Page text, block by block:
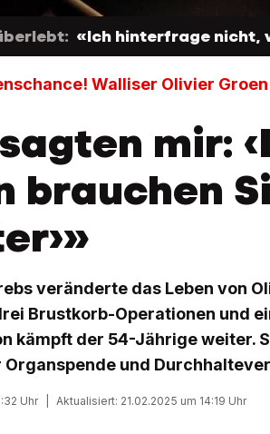
«Ich hinterfrage nicht,
Walliser Olivier
mir:
brauchen
veränderte das Leben von
Brustkorb-Operationen und
kämpft der 54-Jährige weiter.
Organspende und
Uhr Aktualisiert: 21.02.2025 um 14:19 Uhr